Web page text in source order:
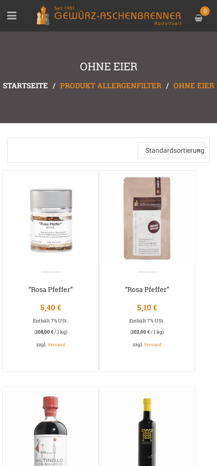
0
OHNE EIER
STARTSEITE / PRODUKT ALLERGENFILTER / OHNE EIER
Standardsortierung
“Rosa Pfeffer”
5,40€
Enthält 7% USt.
(108,00€/ 1 kg)
zzgl.Versand
“Rosa Pfeffer”
5,10€
Enthält 7% USt.
(102,00€/ 1 kg)
zzgl.Versand